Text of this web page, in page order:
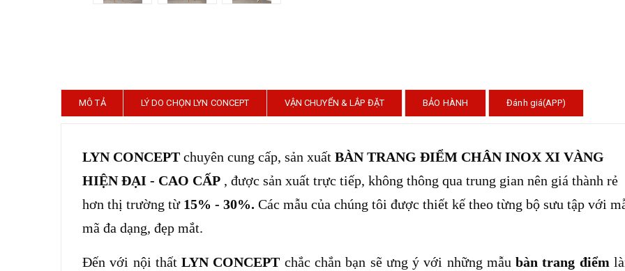
MÔ TẢ LÝ DO CHỌN LYN CONCEPT VẬN CHUYỂN & LẮP ĐẶT BẢO HÀNH Đánh giá(APP)
LYN CONCEPT chuyên cung cấp, sản xuất BÀN TRANG ĐIỂM CHÂN INOX XI VÀNG
HIỆN ĐẠI - CAO CẤP , được sản xuất trực tiếp, không thông qua trung gian nên giá thành rẻ
hơn thị trường từ 15% - 30%. Các mẫu của chúng tôi được thiết kế theo từng bộ sưu tập với
mã đa dạng, đẹp mắt.
Đến với nội thất LYN CONCEPT chắc chắn bạn sẽ ưng ý với những mẫubàn trang điểm